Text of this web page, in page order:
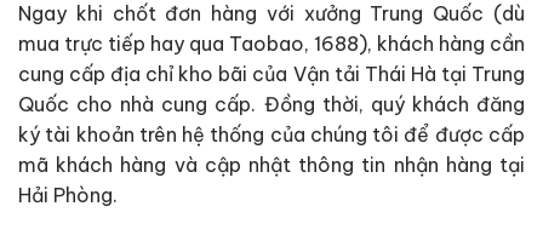
Ngay khi chốt đơn hàng với xưởng Trung Quốc (dù
mua trực tiếp hay qua Taobao, 1688), khách hàng cần
cung cấp địa chỉ kho bãi của Vận tải Thái Hà tại Trung
Quốc cho nhà cung cấp. Đồng thời, quý khách đăng
ký tài khoản trên hệ thống của chúng tôi để được cấp
mã khách hàng và cập nhật thông tin nhận hàng tại
Hải Phòng.